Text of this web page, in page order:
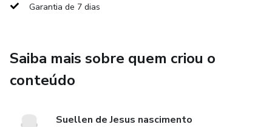
Garantia de 7 dias
Saiba mais sobre quem criou o
conteúdo
Suellen de Jesus nascimento